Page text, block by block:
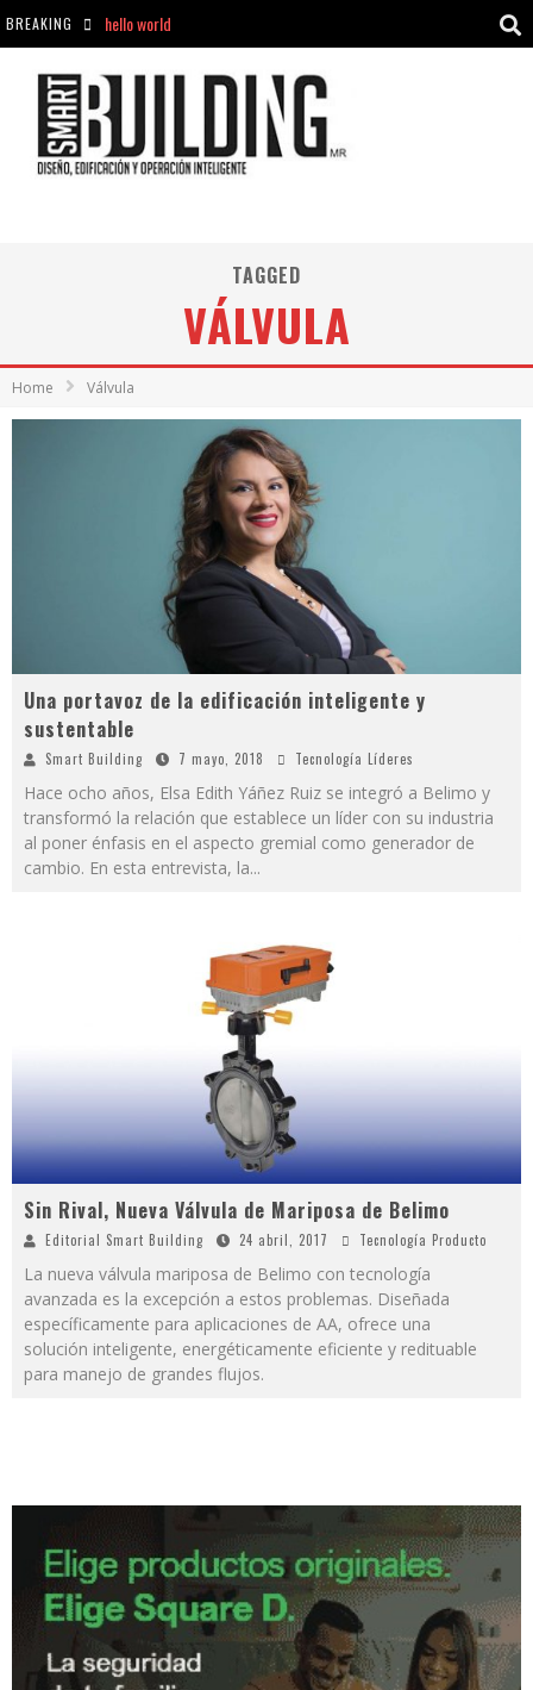
BREAKING hello world
hello world
TAGGED
VÁLVULA
Home Válvula
Una portavoz de la edificación inteligente y
sustentable
Smart Building 7 mayo, 2018 Tecnología Líderes
Hace ocho años, Elsa Edith Yáñez Ruiz se integró a Belimo y
transformó la relación que establece un líder con su industria
al poner énfasis en el aspecto gremial como generador de
cambio. En esta entrevista, la...
Sin Rival, Nueva Válvula de Mariposa de Belimo
Editorial Smart Building 24 abril, 2017 Tecnología Producto
La nueva válvula mariposa de Belimo con tecnología
avanzada es la excepción a estos problemas. Diseñada
específicamente para aplicaciones de AA, ofrece una
solución inteligente, energéticamente eficiente y redituable
para manejo de grandes flujos.